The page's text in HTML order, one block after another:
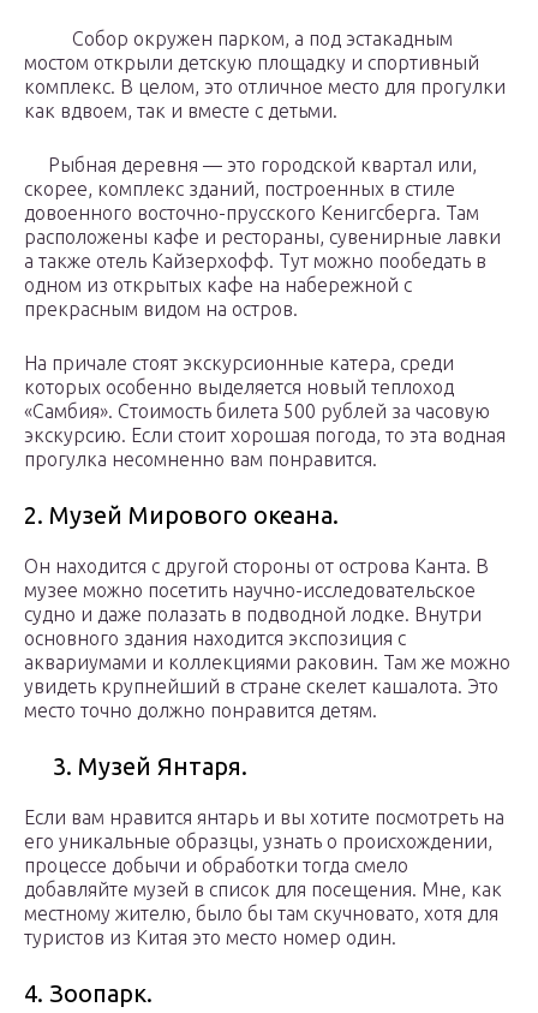
Собор окружен парком, а под эстакадным
мостом открыли детскую площадку и спортивный
комплекс. В целом, это отличное место для прогулки
как вдвоем, так и вместе с детьми.
Рыбная деревня — это городской квартал или,
скорее, комплекс зданий, построенных в стиле
довоенного восточно-прусского Кенигсберга. Там
расположены кафе и рестораны, сувенирные лавки
а также отель Кайзерхофф. Тут можно пообедать в
одном из открытых кафе на набережной с
прекрасным видом на остров.
На причале стоят экскурсионные катера, среди
которых особенно выделяется новый теплоход
«Самбия». Стоимость билета 500 рублей за часовую
экскурсию. Если стоит хорошая погода, то эта водная
прогулка несомненно вам понравится.
2. Музей Мирового океана.
Он находится с другой стороны от острова Канта. В
музее можно посетить научно-исследовательское
судно и даже полазать в подводной лодке. Внутри
основного здания находится экспозиция с
аквариумами и коллекциями раковин. Там же можно
увидеть крупнейший в стране скелет кашалота. Это
место точно должно понравится детям.
3. Музей Янтаря.
Если вам нравится янтарь и вы хотите посмотреть на
его уникальные образцы, узнать о происхождении,
процессе добычи и обработки тогда смело
добавляйте музей в список для посещения. Мне, как
местному жителю, было бы там скучновато, хотя для
туристов из Китая это место номер один.
4. Зоопарк.